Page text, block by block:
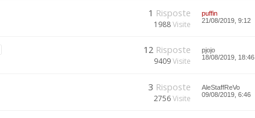
1 Risposte
1988Visite
puffin
21/08/2019, 9:12
12 Risposte
9409Visite
pjojo
18/08/2019, 18:46
3 Risposte
2756Visite
AleStaffReVo
09/08/2019, 6:46